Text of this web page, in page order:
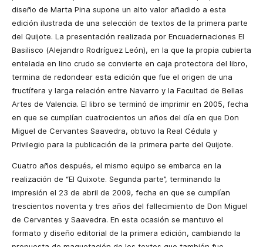
diseño de Marta Pina supone un alto valor añadido a esta
edición ilustrada de una selección de textos de la primera parte
del Quijote. La presentación realizada por Encuadernaciones El
Basilisco (Alejandro Rodríguez León), en la que la propia cubierta
entelada en lino crudo se convierte en caja protectora del libro,
termina de redondear esta edición que fue el origen de una
fructífera y larga relación entre Navarro y la Facultad de Bellas
Artes de Valencia. El libro se terminó de imprimir en 2005, fecha
en que se cumplían cuatrocientos un años del día en que Don
Miguel de Cervantes Saavedra, obtuvo la Real Cédula y
Privilegio para la publicación de la primera parte del Quijote.
Cuatro años después, el mismo equipo se embarca en la
realización de “El Quixote. Segunda parte”, terminando la
impresión el 23 de abril de 2009, fecha en que se cumplían
trescientos noventa y tres años del fallecimiento de Don Miguel
de Cervantes y Saavedra. En esta ocasión se mantuvo el
formato y diseño editorial de la primera edición, cambiando la